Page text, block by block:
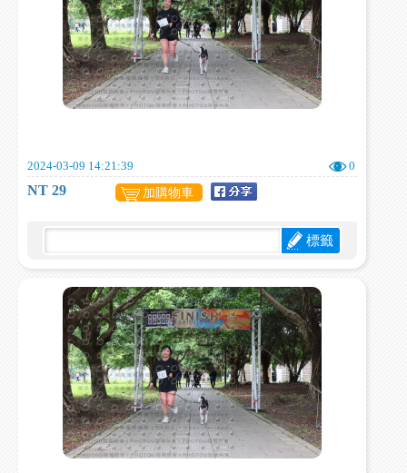
2024-03-09 14:21:39 0
NT 29 加購物車
標籤